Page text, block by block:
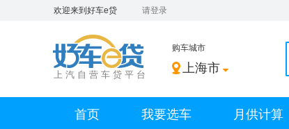
欢迎来到好车e贷 请登录
上 汽 自 营 车 贷 平 台
购车城市
上海市
首页 我要选车 月供计算